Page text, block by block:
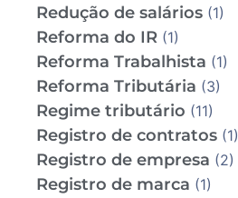
Redução de salários (1)
Reforma do IR (1)
Reforma Trabalhista (1)
Reforma Tributária (3)
Regime tributário (11)
Registro de contratos (1)
Registro de empresa (2)
Registro de marca (1)